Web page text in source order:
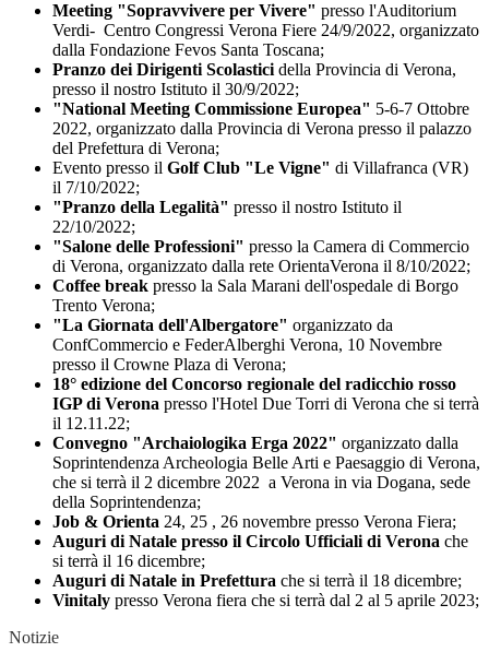
Meeting "Sopravvivere per Vivere" presso l'Auditorium
Verdi- Centro Congressi Verona Fiere 24/9/2022, organizzato
dalla Fondazione Fevos Santa Toscana;
Pranzo dei Dirigenti Scolastici della Provincia di Verona,
presso il nostro Istituto il 30/9/2022;
"National Meeting Commissione Europea" 5-6-7 Ottobre
2022, organizzato dalla Provincia di Verona presso il palazzo
del Prefettura di Verona;
Evento presso il Golf Club "Le Vigne" di Villafranca (VR)
il 7/10/2022;
"Pranzo della Legalità" presso il nostro Istituto il
22/10/2022;
"Salone delle Professioni" presso la Camera di Commercio
di Verona, organizzato dalla rete OrientaVerona il 8/10/2022;
Coffee break presso la Sala Marani dell'ospedale di Borgo
Trento Verona;
"La Giornata dell'Albergatore" organizzato da
ConfCommercio e FederAlberghi Verona, 10 Novembre
presso il Crowne Plaza di Verona;
18° edizione del Concorso regionale del radicchio rosso
IGP di Verona presso l'Hotel Due Torri di Verona che si terrà
il 12.11.22;
Convegno "Archaiologika Erga 2022" organizzato dalla
Soprintendenza Archeologia Belle Arti e Paesaggio di Verona,
che si terrà il 2 dicembre 2022 a Verona in via Dogana, sede
della Soprintendenza;
Job & Orienta 24, 25 , 26 novembre presso Verona Fiera;
Auguri di Natale presso il Circolo Ufficiali di Verona che
si terrà il 16 dicembre;
Auguri di Natale in Prefettura che si terrà il 18 dicembre;
Vinitaly presso Verona fiera che si terrà dal 2 al 5 aprile 2023;
Notizie